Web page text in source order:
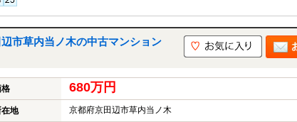
市草内当ノ木の中古マンション
680万円
在地 京都府京田辺市草内当ノ木